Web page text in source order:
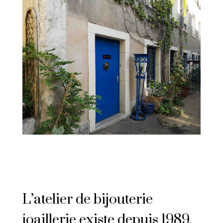
L’atelier de bijouterie